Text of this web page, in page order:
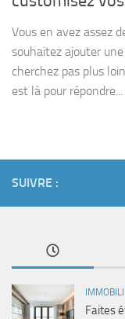
Vous en avez assez
souhaitez ajouter
cherchez pas plus
est là pour répondre...
SUIVRE :
Faites